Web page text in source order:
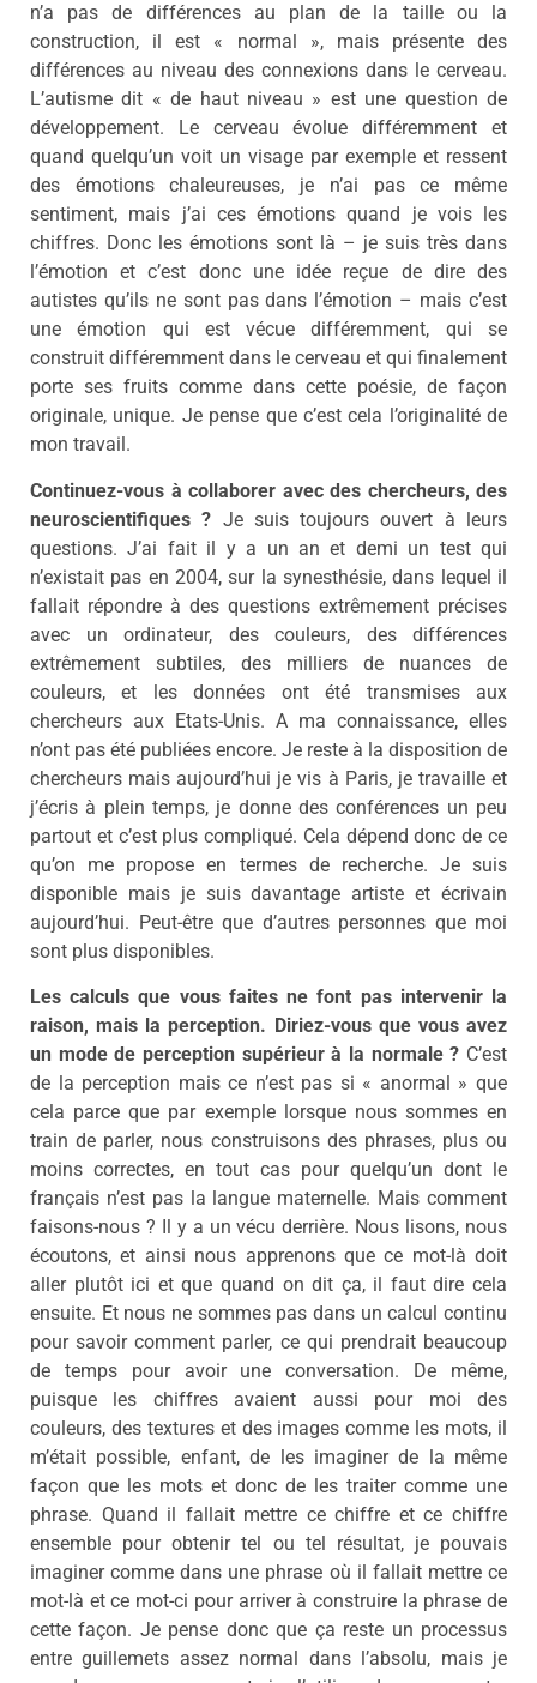
n’a pas de différences au plan de la taille ou la
construction, il est « normal », mais présente des
différences au niveau des connexions dans le cerveau.
L’autisme dit « de haut niveau » est une question de
développement. Le cerveau évolue différemment et
quand quelqu’un voit un visage par exemple et ressent
des émotions chaleureuses, je n’ai pas ce même
sentiment, mais j’ai ces émotions quand je vois les
chiffres. Donc les émotions sont là – je suis très dans
l’émotion et c’est donc une idée reçue de dire des
autistes qu’ils ne sont pas dans l’émotion – mais c’est
une émotion qui est vécue différemment, qui se
construit différemment dans le cerveau et qui finalement
porte ses fruits comme dans cette poésie, de façon
originale, unique. Je pense que c’est cela l’originalité de
mon travail.
Continuez-vous à collaborer avec des chercheurs, des
neuroscientifiques ? Je suis toujours ouvert à leurs
questions. J’ai fait il y a un an et demi un test qui
n’existait pas en 2004, sur la synesthésie, dans lequel il
fallait répondre à des questions extrêmement précises
avec un ordinateur, des couleurs, des différences
extrêmement subtiles, des milliers de nuances de
couleurs, et les données ont été transmises aux
chercheurs aux Etats-Unis. A ma connaissance, elles
n’ont pas été publiées encore. Je reste à la disposition de
chercheurs mais aujourd’hui je vis à Paris, je travaille et
j’écris à plein temps, je donne des conférences un peu
partout et c’est plus compliqué. Cela dépend donc de ce
qu’on me propose en termes de recherche. Je suis
disponible mais je suis davantage artiste et écrivain
aujourd’hui. Peut-être que d’autres personnes que moi
sont plus disponibles.
Les calculs que vous faites ne font pas intervenir la
raison, mais la perception. Diriez-vous que vous avez
un mode de perception supérieur à la normale ? C’est
de la perception mais ce n’est pas si « anormal » que
cela parce que par exemple lorsque nous sommes en
train de parler, nous construisons des phrases, plus ou
moins correctes, en tout cas pour quelqu’un dont le
français n’est pas la langue maternelle. Mais comment
faisons-nous ? Il y a un vécu derrière. Nous lisons, nous
écoutons, et ainsi nous apprenons que ce mot-là doit
aller plutôt ici et que quand on dit ça, il faut dire cela
ensuite. Et nous ne sommes pas dans un calcul continu
pour savoir comment parler, ce qui prendrait beaucoup
de temps pour avoir une conversation. De même,
puisque les chiffres avaient aussi pour moi des
couleurs, des textures et des images comme les mots, il
m’était possible, enfant, de les imaginer de la même
façon que les mots et donc de les traiter comme une
phrase. Quand il fallait mettre ce chiffre et ce chiffre
ensemble pour obtenir tel ou tel résultat, je pouvais
imaginer comme dans une phrase où il fallait mettre ce
mot-là et ce mot-ci pour arriver à construire la phrase de
cette façon. Je pense donc que ça reste un processus
entre guillemets assez normal dans l’absolu, mais je